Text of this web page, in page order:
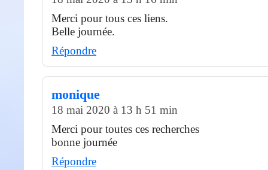
Merci pour tous ces liens.
Belle journée.
Répondre
monique
18 mai 2020 à 13 h 51 min
Merci pour toutes ces recherches
bonne journée
Répondre